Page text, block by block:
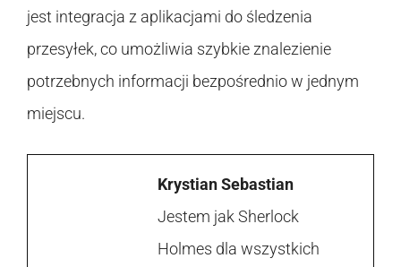
jest integracja z aplikacjami do śledzenia
przesyłek, co umożliwia szybkie znalezienie
potrzebnych informacji bezpośrednio w jednym
miejscu.
Krystian Sebastian
Jestem jak Sherlock
Holmes dla wszystkich